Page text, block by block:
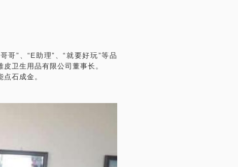
哥”、“E助理”、“就要好玩”等品
卫生用品有限公司董事长。
石成金。